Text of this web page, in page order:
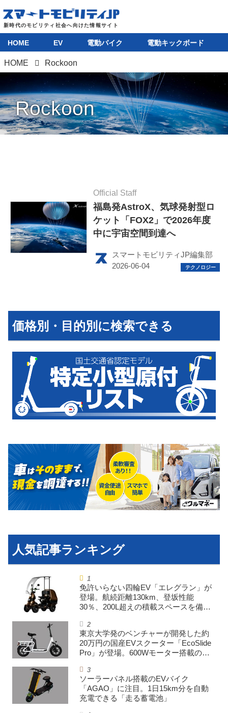
EV
電動バイク
電動キックボード
ライフスタイル
テクノロジー
運営会社
利用規約
プライバシーポリシー
お問い合せ
広告掲載について
HOME EV 電動バイク 電動キックボード
HOME Rockoon
Rockoon
Official Staff
福島発AstroX、気球発射型ロ
ケット「FOX2」で2026年度
中に宇宙空間到達へ
スマートモビリティJP編集部
価格別・目的別に検索できる
免許いらない四輪EV「エレグラン」が
登場。航続距離130km、登坂性能
30％、200L超えの積載スペースを備え
東京大学発のベンチャーが開発した約
20万円の国産EVスクーター「EcoSlide
Pro」が登場。600Wモーター搭載のハ
ソーラーパネル搭載のEVバイク
「AGAO」に注目。1日15km分を自動
充電できる「走る蓄電池」